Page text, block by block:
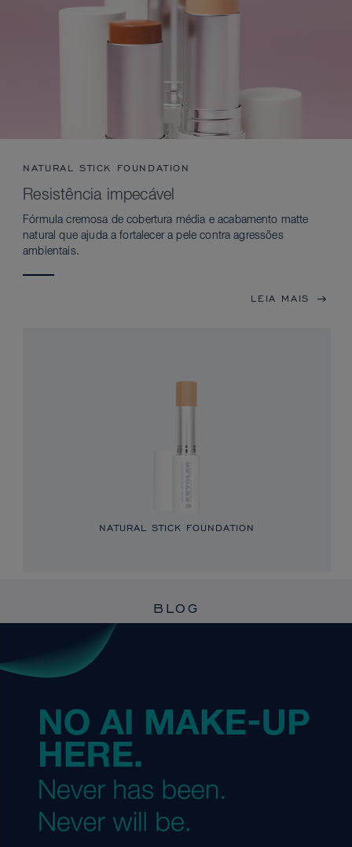
NATURAL STICK FOUNDATION
Resistência impecável
Fórmula cremosa de cobertura média e acabamento matte
natural que ajuda a fortalecer a pele contra agressões
ambientais.
LEIA MAIS
NATURAL STICK FOUNDATION
BLOG